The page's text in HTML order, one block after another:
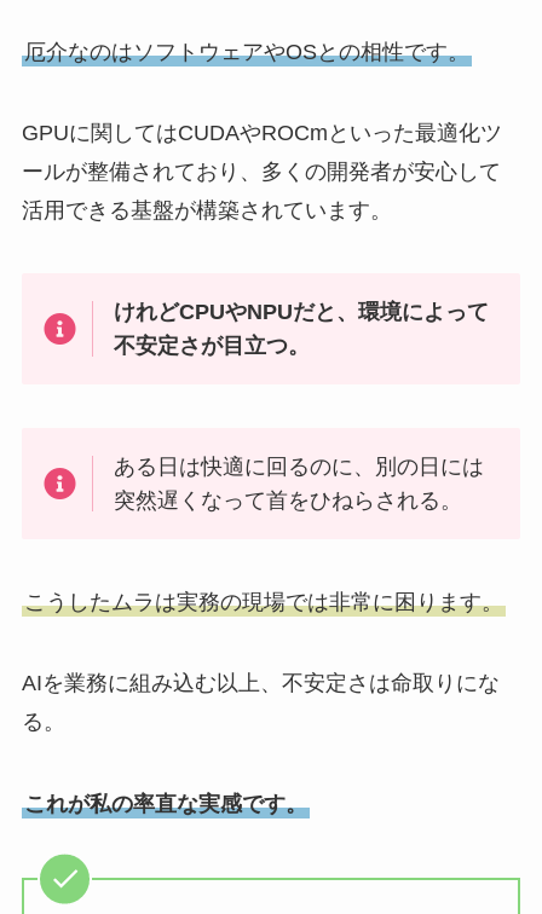
厄介なのはソフトウェアやOSとの相性です。
GPUに関してはCUDAやROCmといった最適化ツ
ールが整備されており、多くの開発者が安心して
活用できる基盤が構築されています。
けれどCPUやNPUだと、環境によって
不安定さが目立つ。
ある日は快適に回るのに、別の日には
突然遅くなって首をひねらされる。
こうしたムラは実務の現場では非常に困ります。
AIを業務に組み込む以上、不安定さは命取りにな
る。
これが私の率直な実感です。